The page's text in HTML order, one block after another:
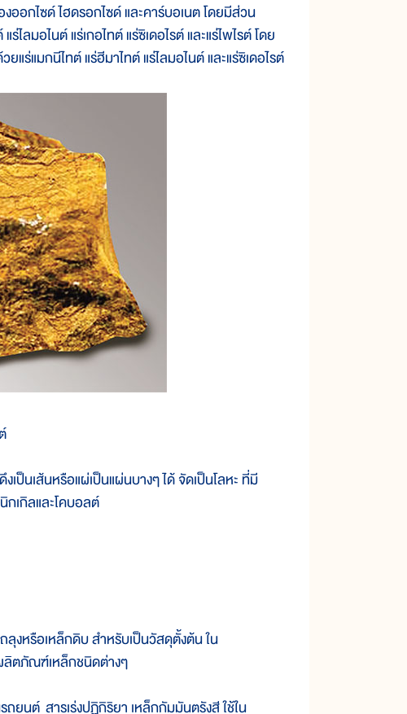
กไซด์ ไฮดรอกไซด์ และคาร์บอเนต โดยมีส่วน
ลมอไนต์ แร่เกอไทต์ แร่ซิเดอไรต์ และแร่ไพไรต์ โดย
ร่แมกนีไทต์ แร่ฮีมาไทต์ แร่ไลมอไนต์ และแร่ซิเดอไรต์
เป็นเส้นหรือแผ่เป็นแผ่นบางๆ ได้ จัดเป็นโลหะ ที่มี
เกิลและโคบอลต์
หรือเหล็กดิบ สำหรับเป็นวัสดุตั้งต้น ใน
ลิตภัณฑ์เหล็กชนิดต่างๆ
ต์ สารเร่งปฏิกิริยา เหล็กกัมมันตรังสี ใช้ใน